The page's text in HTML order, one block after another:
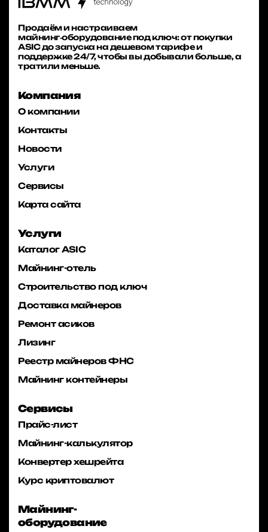
Продаём и настраиваем
майнинг‑оборудование под ключ: от покупки
ASIC до запуска на дешевом тарифе и
поддержке 24/7, чтобы вы добывали больше, а
тратили меньше.
Компания
О компании
Контакты
Новости
Услуги
Сервисы
Карта сайта
Услуги
Каталог ASIC
Майнинг-отель
Строительство под ключ
Доставка майнеров
Ремонт асиков
Лизинг
Реестр майнеров ФНС
Майнинг контейнеры
Сервисы
Прайс-лист
Майнинг-калькулятор
Конвертер хешрейта
Курс криптовалют
Майнинг-
оборудование